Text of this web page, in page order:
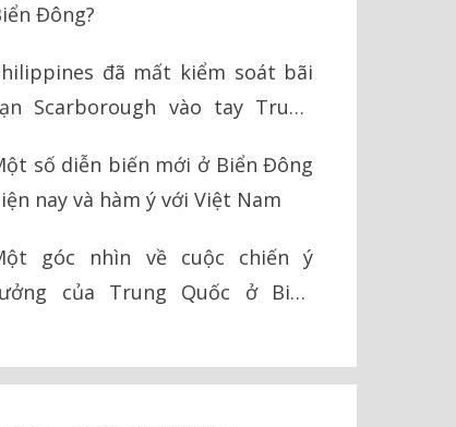
Đông?
đã mất kiểm soát bãi
Scarborough vào tay Trung
số diễn biến mới ở Biển Đông
nay và hàm ý với Việt Nam
góc nhìn về cuộc chiến ý
của Trung Quốc ở Biển